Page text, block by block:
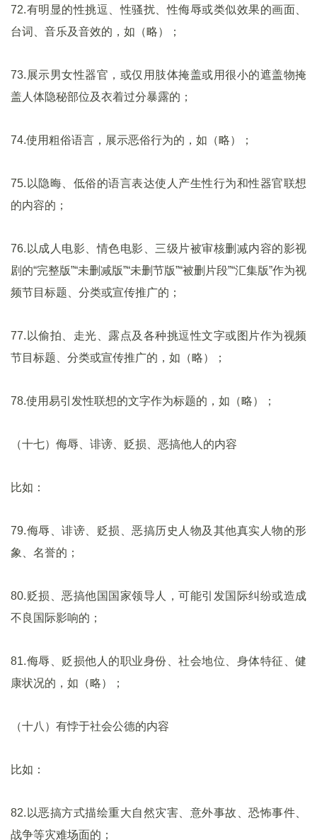
72.有明显的性挑逗、性骚扰、性侮辱或类似效果的画面、
台词、音乐及音效的，如（略）；
73.展示男女性器官，或仅用肢体掩盖或用很小的遮盖物掩
盖人体隐秘部位及衣着过分暴露的；
74.使用粗俗语言，展示恶俗行为的，如（略）；
75.以隐晦、低俗的语言表达使人产生性行为和性器官联想
的内容的；
76.以成人电影、情色电影、三级片被审核删减内容的影视
剧的“完整版”“未删减版”“未删节版”“被删片段”“汇集版”作为视
频节目标题、分类或宣传推广的；
77.以偷拍、走光、露点及各种挑逗性文字或图片作为视频
节目标题、分类或宣传推广的，如（略）；
78.使用易引发性联想的文字作为标题的，如（略）；
（十七）侮辱、诽谤、贬损、恶搞他人的内容
比如：
79.侮辱、诽谤、贬损、恶搞历史人物及其他真实人物的形
象、名誉的；
80.贬损、恶搞他国国家领导人，可能引发国际纠纷或造成
不良国际影响的；
81.侮辱、贬损他人的职业身份、社会地位、身体特征、健
康状况的，如（略）；
（十八）有悖于社会公德的内容
比如：
82.以恶搞方式描绘重大自然灾害、意外事故、恐怖事件、
战争等灾难场面的；